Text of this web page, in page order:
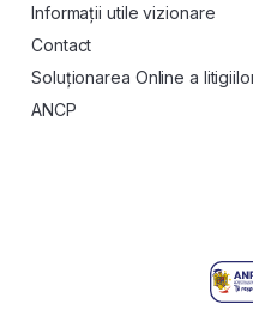
Informații utile vizionare
Contact
Soluționarea Online a
ANCP